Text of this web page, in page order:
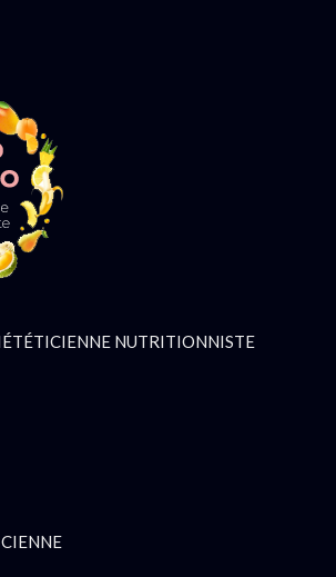
NUTRITIONNISTE